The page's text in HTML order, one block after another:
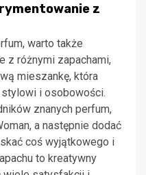
z
warto także
z różnymi zapachami,
mieszankę, która
i osobowości.
znanych perfum,
a następnie dodać
coś wyjątkowego i
to kreatywny